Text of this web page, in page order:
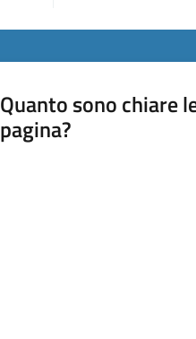
Quanto sono chiare
pagina?